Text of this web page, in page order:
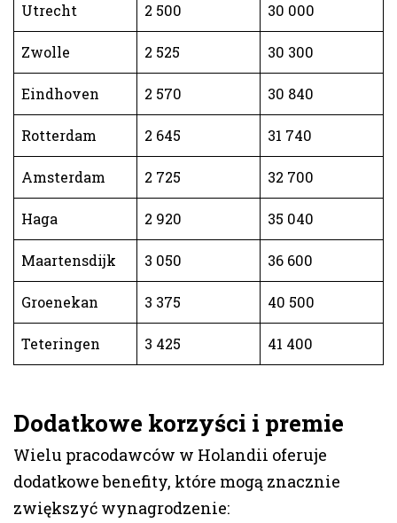
Utrecht 2 500 30 000
Zwolle 2 525 30 300
Eindhoven 2 570 30 840
Rotterdam 2 645 31 740
Amsterdam 2 725 32 700
Haga 2 920 35 040
Maartensdijk 3 050 36 600
Groenekan 3 375 40 500
Teteringen 3 425 41 400
Dodatkowe korzyści i premie
Wielu pracodawców w Holandii oferuje
dodatkowe benefity, które mogą znacznie
zwiększyć wynagrodzenie: